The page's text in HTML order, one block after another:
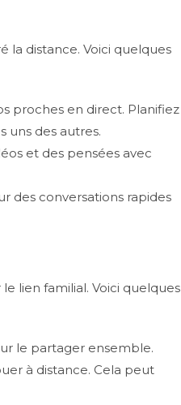
distance. Voici quelques
proches en direct. Planifiez
uns des autres.
et des pensées avec
des conversations rapides
lien familial. Voici quelques
le partager ensemble.
à distance. Cela peut